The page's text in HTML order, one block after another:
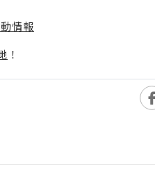
情報
！